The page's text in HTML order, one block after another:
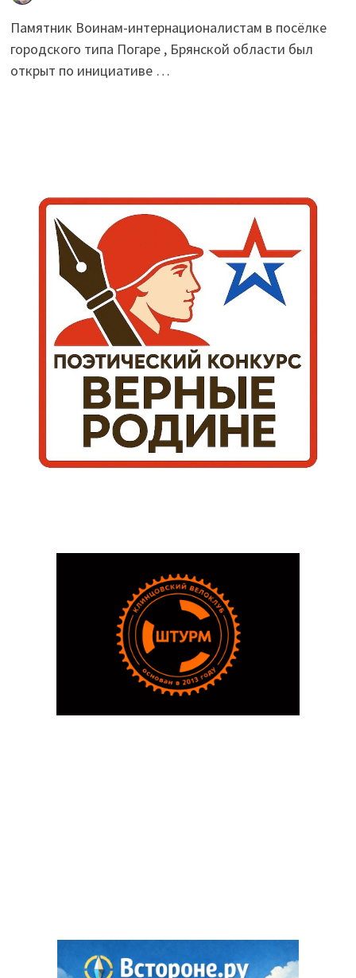
Памятник Воинам-интернационалистам в посёлке
городского типа Погаре , Брянской области был
открыт по инициативе …